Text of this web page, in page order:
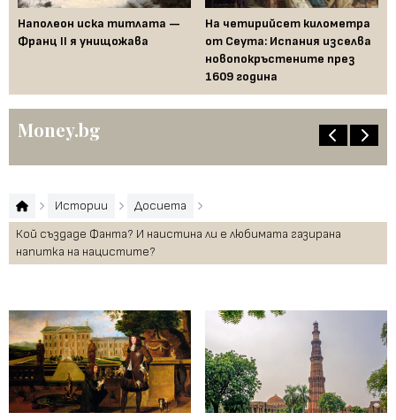
Наполеон иска титлата —
Франц II я унищожава
На четирийсет километра
от Сеута: Испания изселва
новопокръстените през
1609 година
Money.bg
Истории
Досиета
Кой създаде Фанта? И наистина ли е любимата газирана
напитка на нацистите?